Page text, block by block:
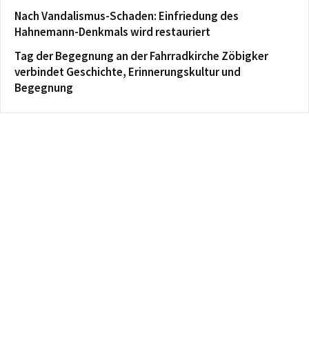
Nach Vandalismus-Schaden: Einfriedung des
Hahnemann-Denkmals wird restauriert
Tag der Begegnung an der Fahrradkirche Zöbigker
verbindet Geschichte, Erinnerungskultur und
Begegnung